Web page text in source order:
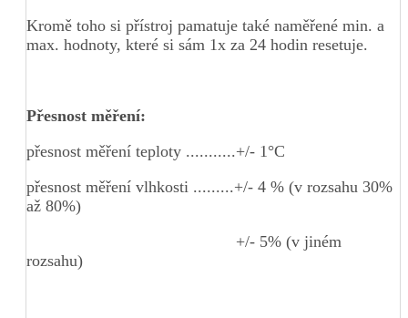
Kromě toho si přístroj pamatuje také naměřené min. a
max. hodnoty, které si sám 1x za 24 hodin resetuje.
Přesnost měření:
přesnost měření teploty ...........+/- 1°C
přesnost měření vlhkosti .........+/- 4 % (v rozsahu 30%
až 80%)
+/- 5% (v jiném
rozsahu)